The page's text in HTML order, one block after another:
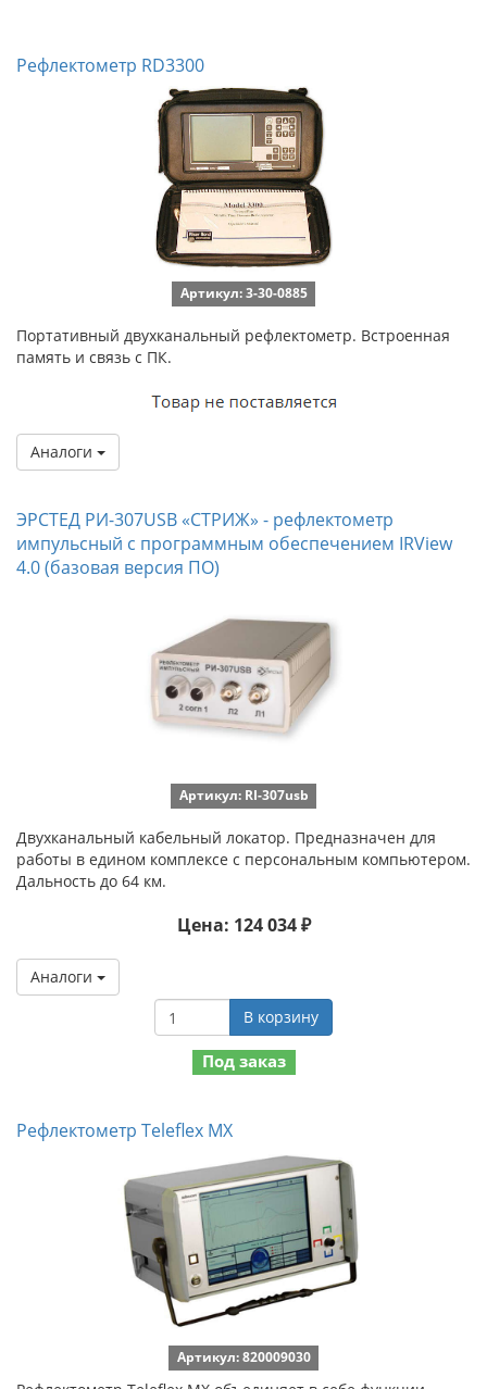
Рефлектометр RD3300
Артикул: 3-30-0885
Портативный двухканальный рефлектометр. Встроенная
память и связь с ПК.
Аналоги
ЭРСТЕД РИ-307USB «СТРИЖ» - рефлектометр
импульсный с программным обеспечением IRView
4.0 (базовая версия ПО)
Артикул: RI-307usb
Двухканальный кабельный локатор. Предназначен для
работы в едином комплексе с персональным компьютером.
Дальность до 64 км.
Цена: 124 034 ₽
Аналоги
В корзину
Под заказ
Рефлектометр Teleflex MX
Артикул: 820009030